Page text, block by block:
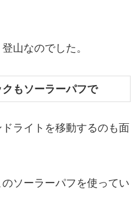
山なのでした。
もソーラーパフで
ライトを移動するのも面
ソーラーパフを使ってい